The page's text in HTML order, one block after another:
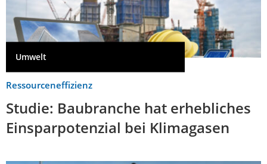
Umwelt
Ressourceneffizienz
Studie: Baubranche hat erhebliches
Einsparpotenzial bei Klimagasen